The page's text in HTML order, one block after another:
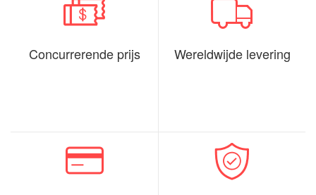
Concurrerende prijs Wereldwijde levering